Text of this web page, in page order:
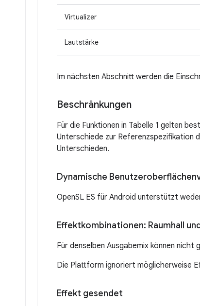
Virtualizer
Lautstärke
Im nächsten Abschnitt werden die
Beschränkungen
Für die Funktionen in Tabelle 1 gelten
Unterschiede zur Referenzspezifikation
Unterschieden.
Dynamische
OpenSL ES für Android unterstützt
Effektkombinationen: Raumhall
Für denselben Ausgabemix können
Die Plattform ignoriert möglicherweise
Effekt gesendet